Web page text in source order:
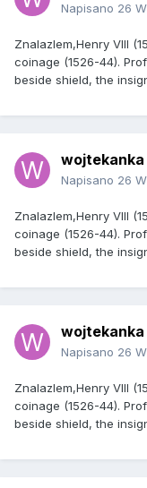
Napisano 26
Znalazlem,Henry VIII
coinage (1526-44).
beside shield, the
wojtekanka
Napisano 26
Znalazlem,Henry VIII
coinage (1526-44).
beside shield, the
wojtekanka
Napisano 26
Znalazlem,Henry VIII
coinage (1526-44).
beside shield, the